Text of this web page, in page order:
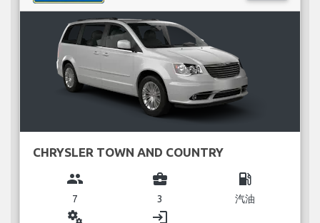
CHRYSLER TOWN AND COUNTRY
group
7
business_center
3
local_gas_station
汽油
miscellaneous_services login